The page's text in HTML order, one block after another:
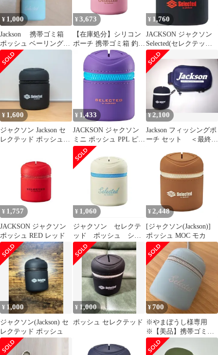
¥ 1,000
Jackson 携帯ゴミ箱
ポッシュ ベーリングブ
ルー
¥ 3,673
【在庫処分】シリコン
ポーチ 携帯ゴミ箱 釣り
Posh) アウトドア
(Selected ポッシュ 花粉
対策 セレクテッド カラ
ビナ付き ジャクソン
¥ 1,760
JACKSON ジャクソン
Selected(セレクテッド)
ポッシュ 限定 BKR ブ
ラックレッド
¥ 1,600
ジャクソン Jackson セ
レクテッド ポッシュ
¥ 1,433
JACKSON ジャクソン
ミニ ポッシュ PPL ピオ
ニーパープル
¥2,100
Jackson フィッシングポ
ーチ セット ＜最終価
¥ 1,757
JACKSON ジャクソン
ポッシュ RED レッド
¥ 1,060
ジャクソン セレクテ
ッド ポッシュ シリ
コンポーチ 携帯ゴミ
入れ
¥ 2,448
[ジャクソン(Jackson)]
ポッシュ MOC モカ
¥ 1,000
ジャクソン(Jackson) セ
レクテッド ポッシュ
¥ 1,000
ポッシュ セレクテッド
¥700
※やまぼうし様専用
※【美品】携帯ゴミ
箱 ポッシュ